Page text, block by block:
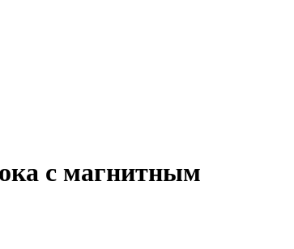
с магнитным